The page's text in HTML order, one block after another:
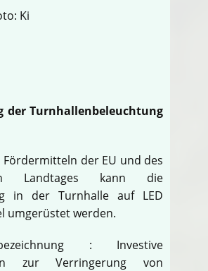
Ki
der Turnhallenbeleuchtung
der EU und des
Landtages kann die
in der Turnhalle auf LED
umgerüstet werden.
: Investive
zur Verringerung von